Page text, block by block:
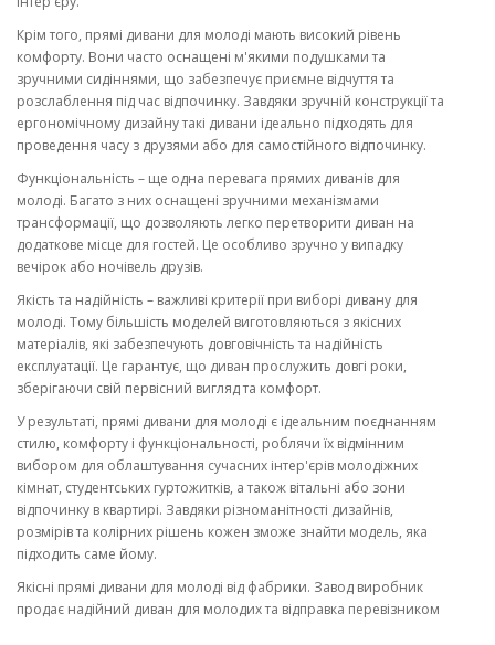
Крім того, прямі дивани для молоді мають високий рівень
комфорту. Вони часто оснащені м'якими подушками та
зручними сидіннями, що забезпечує приємне відчуття та
розслаблення під час відпочинку. Завдяки зручній конструкції та
ергономічному дизайну такі дивани ідеально підходять для
проведення часу з друзями або для самостійного відпочинку.
Функціональність – ще одна перевага прямих диванів для
молоді. Багато з них оснащені зручними механізмами
трансформації, що дозволяють легко перетворити диван на
додаткове місце для гостей. Це особливо зручно у випадку
вечірок або ночівель друзів.
Якість та надійність – важливі критерії при виборі дивану для
молоді. Тому більшість моделей виготовляються з якісних
матеріалів, які забезпечують довговічність та надійність
експлуатації. Це гарантує, що диван прослужить довгі роки,
зберігаючи свій первісний вигляд та комфорт.
У результаті, прямі дивани для молоді є ідеальним поєднанням
стилю, комфорту і функціональності, роблячи їх відмінним
вибором для облаштування сучасних інтер'єрів молодіжних
кімнат, студентських гуртожитків, а також вітальні або зони
відпочинку в квартирі. Завдяки різноманітності дизайнів,
розмірів та колірних рішень кожен зможе знайти модель, яка
підходить саме йому.
Якісні прямі дивани для молоді від фабрики. Завод виробник
продає надійний диван для молодих та відправка перевізником